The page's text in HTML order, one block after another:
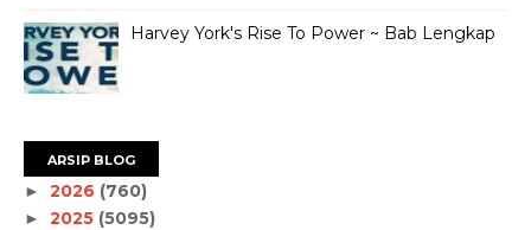
Harvey York's Rise To Power ~ Bab Lengkap
ARSIP BLOG
► 2026 (760)
► 2025 (5095)